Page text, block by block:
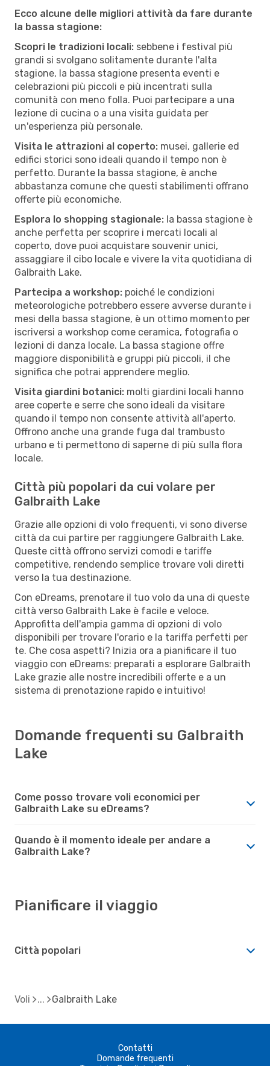
Ecco alcune delle migliori attività da fare durante
la bassa stagione:
Scopri le tradizioni locali: sebbene i festival più
grandi si svolgano solitamente durante l'alta
stagione, la bassa stagione presenta eventi e
celebrazioni più piccoli e più incentrati sulla
comunità con meno folla. Puoi partecipare a una
lezione di cucina o a una visita guidata per
un'esperienza più personale.
Visita le attrazioni al coperto: musei, gallerie ed
edifici storici sono ideali quando il tempo non è
perfetto. Durante la bassa stagione, è anche
abbastanza comune che questi stabilimenti offrano
offerte più economiche.
Esplora lo shopping stagionale: la bassa stagione è
anche perfetta per scoprire i mercati locali al
coperto, dove puoi acquistare souvenir unici,
assaggiare il cibo locale e vivere la vita quotidiana di
Galbraith Lake.
Partecipa a workshop: poiché le condizioni
meteorologiche potrebbero essere avverse durante i
mesi della bassa stagione, è un ottimo momento per
iscriversi a workshop come ceramica, fotografia o
lezioni di danza locale. La bassa stagione offre
maggiore disponibilità e gruppi più piccoli, il che
significa che potrai apprendere meglio.
Visita giardini botanici: molti giardini locali hanno
aree coperte e serre che sono ideali da visitare
quando il tempo non consente attività all'aperto.
Offrono anche una grande fuga dal trambusto
urbano e ti permettono di saperne di più sulla flora
locale.
Città più popolari da cui volare per
Galbraith Lake
Grazie alle opzioni di volo frequenti, vi sono diverse
città da cui partire per raggiungere Galbraith Lake.
Queste città offrono servizi comodi e tariffe
competitive, rendendo semplice trovare voli diretti
verso la tua destinazione.
Con eDreams, prenotare il tuo volo da una di queste
città verso Galbraith Lake è facile e veloce.
Approfitta dell'ampia gamma di opzioni di volo
disponibili per trovare l'orario e la tariffa perfetti per
te. Che cosa aspetti? Inizia ora a pianificare il tuo
viaggio con eDreams: preparati a esplorare Galbraith
Lake grazie alle nostre incredibili offerte e a un
sistema di prenotazione rapido e intuitivo!
Domande frequenti su Galbraith
Lake
Come posso trovare voli economici per
Galbraith Lake su eDreams?
Quando è il momento ideale per andare a
Galbraith Lake?
Pianificare il viaggio
Città popolari
Voli Galbraith Lake
Contatti
Domande frequenti